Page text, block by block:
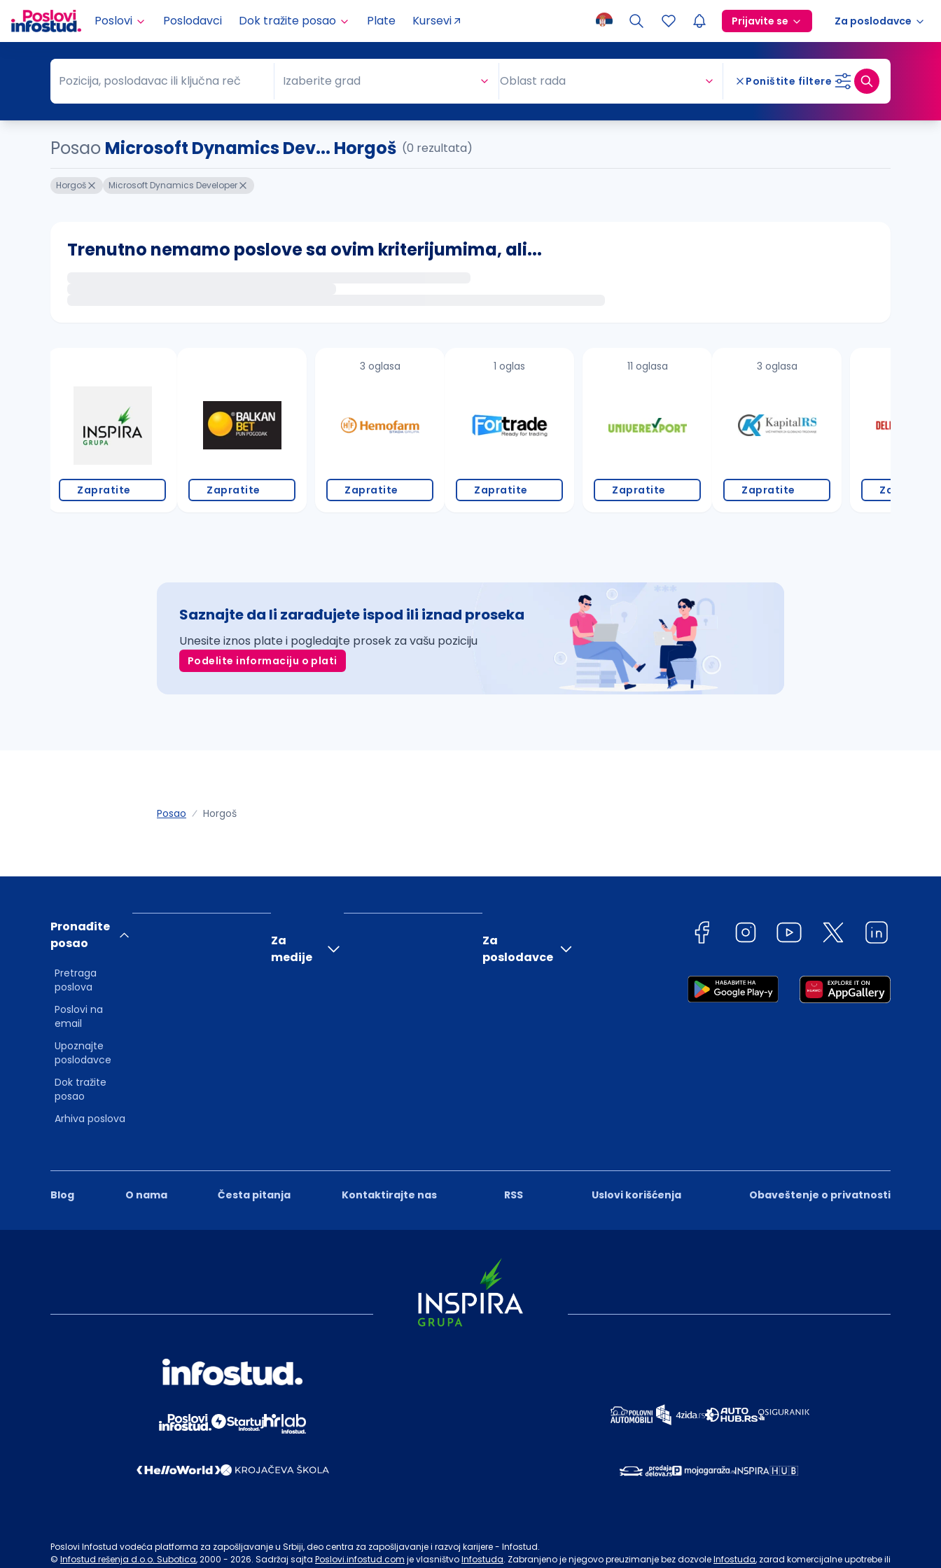
Poslovi Poslodavci Dok tražite posao Plate Kursevi Prijavite se Za poslodavce
Pozicija, poslodavac ili ključna reč
Pozicija, poslodavac ili ključna reč Grad
Izaberite grad Oblast rada Poništite filtere
Posao Microsoft Dynamics Dev... Horgoš (0 rezultata)
Horgoš Microsoft Dynamics Developer
Trenutno nemamo poslove sa ovim kriterijumima, ali...
proverite pravopisne greške (koristite č, ć, š, đ, ž, dž)
povećajte radijus za odabrani grad
Zapratite Zapratite
3 oglasa
Zapratite
1 oglas
Zapratite
11 oglasa
Zapratite
3 oglasa
Zapratite Zapratite
Saznajte da li zarađujete ispod ili iznad proseka
Unesite iznos plate i pogledajte prosek za vašu poziciju
Podelite informaciju o plati
Posao Horgoš
Blog O nama Česta pitanja Kontaktirajte nas RSS Uslovi korišćenja Obaveštenje o privatnosti
Pronađite
posao
Pretraga
poslova
Poslovi na
email
Upoznajte
poslodavce
Dok tražite
posao
Arhiva poslova
Za
medije
Za
poslodavce
Poslovi Infostud vodeća platforma za zapošljavanje u Srbiji, deo centra za zapošljavanje i razvoj karijere - Infostud.
© Infostud rešenja d.o.o. Subotica, 2000 - 2026. Sadržaj sajta Poslovi.infostud.com je vlasništvoInfostuda. Zabranjeno je njegovo preuzimanje bez dozvoleInfostuda, zarad komercijalne upotrebe ili